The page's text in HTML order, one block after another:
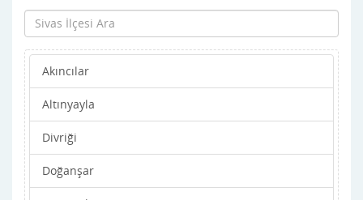
Akıncılar
Altınyayla
Divriği
Doğanşar